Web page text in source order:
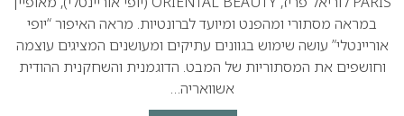
במראה מסתורי ומהפנט ומיועד לברונטיות. מראה האיפור “יופי
אוריינטלי” עושה שימוש בגוונים עתיקים ומעושנים המציגים עוצמה
וחושפים את המסתוריות של המבט. הדוגמנית והשחקנית ההודית
אשוואריה…